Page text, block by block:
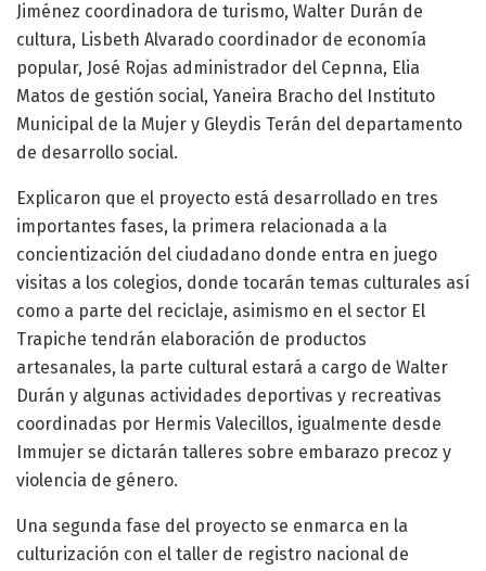
Jiménez coordinadora de turismo, Walter Durán de
cultura, Lisbeth Alvarado coordinador de economía
popular, José Rojas administrador del Cepnna, Elia
Matos de gestión social, Yaneira Bracho del Instituto
Municipal de la Mujer y Gleydis Terán del departamento
de desarrollo social.
Explicaron que el proyecto está desarrollado en tres
importantes fases, la primera relacionada a la
concientización del ciudadano donde entra en juego
visitas a los colegios, donde tocarán temas culturales así
como a parte del reciclaje, asimismo en el sector El
Trapiche tendrán elaboración de productos
artesanales, la parte cultural estará a cargo de Walter
Durán y algunas actividades deportivas y recreativas
coordinadas por Hermis Valecillos, igualmente desde
Immujer se dictarán talleres sobre embarazo precoz y
violencia de género.
Una segunda fase del proyecto se enmarca en la
culturización con el taller de registro nacional de